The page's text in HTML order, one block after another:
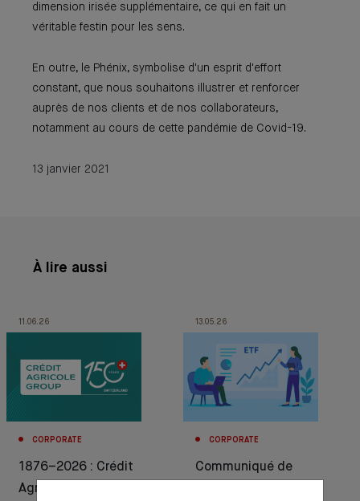
dimension irisée supplémentaire, ce qui en fait un
véritable festin pour les sens.
En outre, le Phénix, symbolise d'un esprit d'effort
constant, que nous souhaitons illustrer et renforcer
auprès de nos clients et de nos collaborateurs,
notamment au cours de cette pandémie de Covid-19.
13 janvier 2021
À lire aussi
11.06.26
CORPORATE
1876–2026 : Crédit
Agricole célèbre 150
13.05.26
CORPORATE
Communiqué de